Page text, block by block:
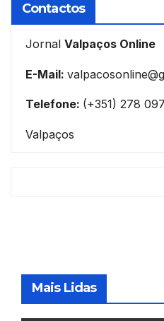
Contactos
Jornal Valpaços Online
E-Mail:
Telefone: (+351) 278
Valpaços
Mais Lidas